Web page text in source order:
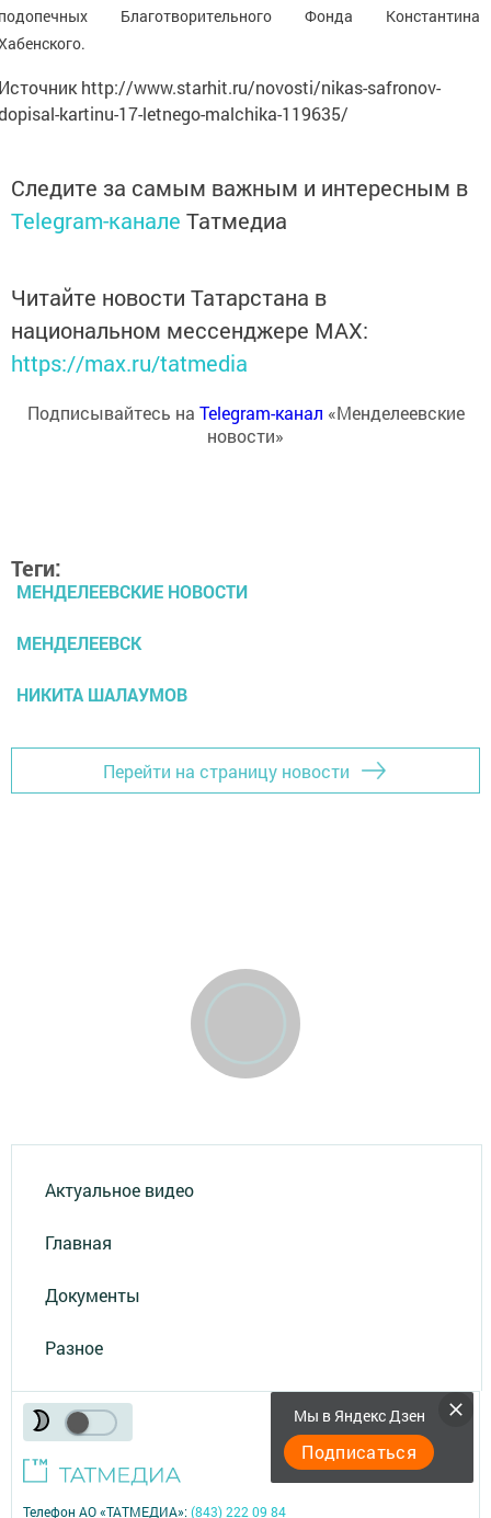
Благотворительного Фонда Константина
http://www.starhit.ru/novosti/nikas-safronov-
kartinu-17-letnego-malchika-119635/
Следите за самым важным и интересным в
Telegram-канале Татмедиа
Читайте новости Татарстана в
национальном мессенджере MАХ:
https://max.ru/tatmedia
Подписывайтесь на Telegram-канал «Менделеевские
новости»
Теги:
МЕНДЕЛЕЕВСКИЕ НОВОСТИ
МЕНДЕЛЕЕВСК
НИКИТА ШАЛАУМОВ
Перейти на страницу новости
Актуальное видео
Главная
Документы
Разное
Мы в Яндекс Дзен
Подписаться
Телефон АО «ТАТМЕДИА»:(843) 222 09 84